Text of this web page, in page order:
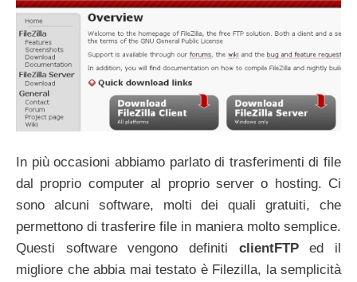
In più occasioni abbiamo parlato di trasferimenti di file
dal proprio computer al proprio server o hosting. Ci
sono alcuni software, molti dei quali gratuiti, che
permettono di trasferire file in maniera molto semplice.
Questi software vengono definiti clientFTPed il
migliore che abbia mai testato è Filezilla, la semplicità